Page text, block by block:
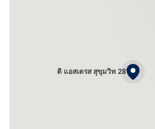
ดิ แอสเดรส สุขุมวิท 28